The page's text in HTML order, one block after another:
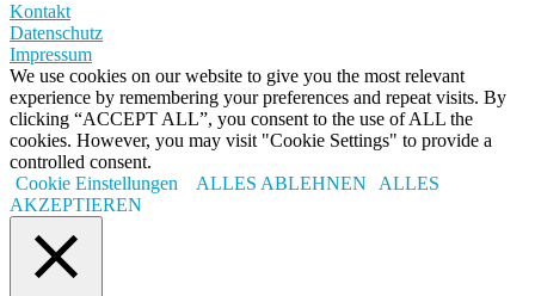
Kontakt
Datenschutz
Impressum
We use cookies on our website to give you the most relevant
experience by remembering your preferences and repeat visits. By
clicking “ACCEPT ALL”, you consent to the use of ALL the
cookies. However, you may visit "Cookie Settings" to provide a
controlled consent.
Cookie Einstellungen
ALLES ABLEHNEN
ALLES
AKZEPTIEREN